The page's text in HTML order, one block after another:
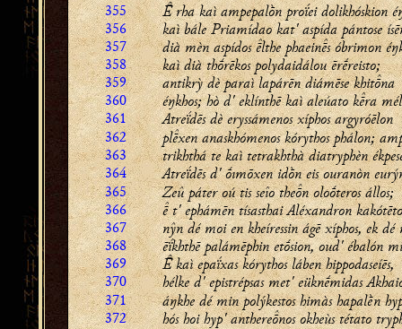
355  rha kaì ampepalṑn proḯei dolikhóskion
356 kaì bále Priamídao kat' aspída pántose
357 dià mèn aspídos lthe phaeins óbrimon
358 kaì dià thṓrēkos polydaidálou ērḗreisto;
359 antikrỳ dè paraì lapárēn diámēse khitna
360 éŋkhos; hò d' eklínthē kaì aleúato kra
361 Atreḯdēs dè eryssámenos xíphos argyróēlon
362 plxen anaskhómenos kórythos phálon;
363 trikhthá te kaì tetrakhthà diatryphèn
364 Atreḯdēs d' ṓımōxen idṑn eis ouranòn
365 Zeû páter oú tis seîo then oloṓteros állos;
366  t' ephámēn tísasthai Aléxandron
367 nŷn dé moi en kheíressin ágē xíphos, ek dé
368 ēḯkhthē palámēphin etṓsion, oud' ébalón
369  kaì epaḯxas kórythos láben hippodaseíēs,
370 hélke d' epistrépsas met' eüknḗmidas
371 áŋkhe dé min polýkestos himàs hapalḕn
372 hós hoi hyp' antherenos okheùs tétato